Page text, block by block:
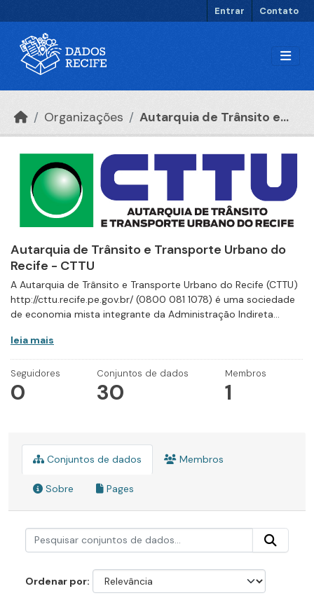
Entrar Contato
Organizações Autarquia de Trânsito e...
Autarquia de Trânsito e Transporte Urbano do
Recife - CTTU
A Autarquia de Trânsito e Transporte Urbano do Recife (CTTU)
http://cttu.recife.pe.gov.br/ (0800 081 1078) é uma sociedade
de economia mista integrante da Administração Indireta...
leia mais
Seguidores
0
Conjuntos de dados
30
Membros
1
Conjuntos de dados Membros
Sobre Pages
Ordenar por